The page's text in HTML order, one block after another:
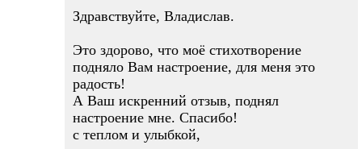
Здравствуйте, Владислав.
Это здорово, что моё стихотворение
подняло Вам настроение, для меня это
радость!
А Ваш искренний отзыв, поднял
настроение мне. Спасибо!
с теплом и улыбкой,